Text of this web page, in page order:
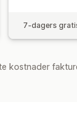
7-dagers
kostnader